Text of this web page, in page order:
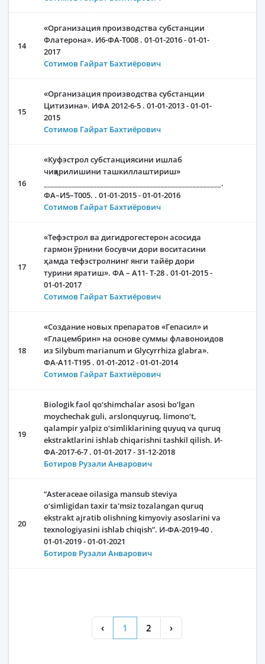
14
«Организация производства субстанции
Флатерона». И6-ФА-Т008 . 01-01-2016 - 01-01-
2017
Сотимов Гайрат Бахтиёрович
15
«Организация производства субстанции
Цитизина». ИФА 2012-6-5 . 01-01-2013 - 01-01-
2015
Сотимов Гайрат Бахтиёрович
16
«Куфэстрол субстанциясини ишлаб
чиқарилишини ташкиллаштириш»
__________________________________________________.
ФА–И5–Т005. . 01-01-2015 - 01-01-2016
Сотимов Гайрат Бахтиёрович
17
«Тефэстрол ва дигидрогестерон асосида
гармон ўрнини босувчи дори воситасини
ҳамда тефэстролнинг янги тайёр дори
турини яратиш». ФА – А11- Т-28 . 01-01-2015 -
01-01-2017
Сотимов Гайрат Бахтиёрович
18
«Создание новых препаратов «Гепасил» и
«Глацембрин» на основе суммы флавоноидов
из Silybum marianum и Glycyrrhiza glabra».
ФА-А11-Т195 . 01-01-2012 - 01-01-2014
Сотимов Гайрат Бахтиёрович
19
Biologik faol qo‘shimchalar asosi bo‘lgan
moychechak guli, arslonquyruq, limono‘t,
qalampir yalpiz o‘simliklarining quyuq va quruq
ekstraktlarini ishlab chiqarishni tashkil qilish. И-
ФА-2017-6-7 . 01-01-2017 - 31-12-2018
Ботиров Рузали Анварович
20
“Asteraceae oilasiga mansub steviya
o‘simligidan taxir ta'msiz tozalangan quruq
ekstrakt ajratib olishning kimyoviy asoslarini va
texnologiyasini ishlab chiqish”. И-ФА-2019-40 .
01-01-2019 - 01-01-2021
Ботиров Рузали Анварович
‹ 1 2 ›